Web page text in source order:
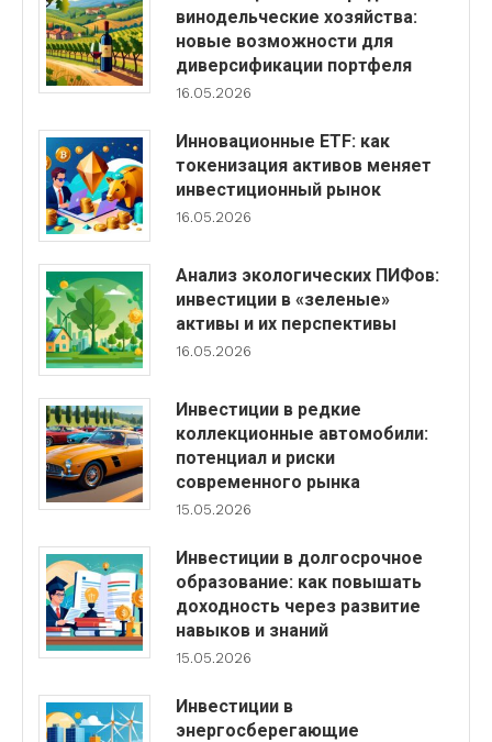
винодельческие хозяйства:
новые возможности для
диверсификации портфеля
16.05.2026
Инновационные ETF: как
токенизация активов меняет
инвестиционный рынок
16.05.2026
Анализ экологических ПИФов:
инвестиции в «зеленые»
активы и их перспективы
16.05.2026
Инвестиции в редкие
коллекционные автомобили:
потенциал и риски
современного рынка
15.05.2026
Инвестиции в долгосрочное
образование: как повышать
доходность через развитие
навыков и знаний
15.05.2026
Инвестиции в
энергосберегающие